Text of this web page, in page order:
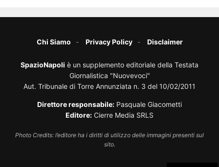
Chi Siamo Privacy Policy Disclaimer
SpazioNapoli è un supplemento editoriale della Testata
Giornalistica "Nuovevoci"
Aut. Tribunale di Torre Annunziata n. 3 del 10/02/2011
Direttore responsabile: Pasquale Giacometti
Editore: Cierre Media SRLS
Photo Credits: l’editore ha i diritti di utilizzo delle immagini presenti sul
sito.